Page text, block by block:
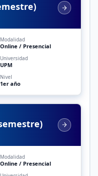
Modalidad
Online / Presencial
Universidad
UPM
Nivel
1er año
Modalidad
Online / Presencial